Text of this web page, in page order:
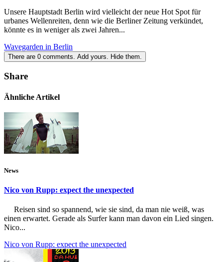
Unsere Hauptstadt Berlin wird vielleicht der neue Hot Spot für
urbanes Wellenreiten, denn wie die Berliner Zeitung verkündet,
könnte es in weniger als zwei Jahren...
Wavegarden in Berlin
There are 0 comments. Add yours. Hide them.
Share
Ähnliche Artikel
News
Nico von Rupp: expect the unexpected
Reisen sind so spannend, wie sie sind, da man nie weiß, was
einen erwartet. Gerade als Surfer kann man davon ein Lied singen.
Nico...
Nico von Rupp: expect the unexpected